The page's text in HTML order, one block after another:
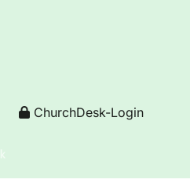
ChurchDesk-Login